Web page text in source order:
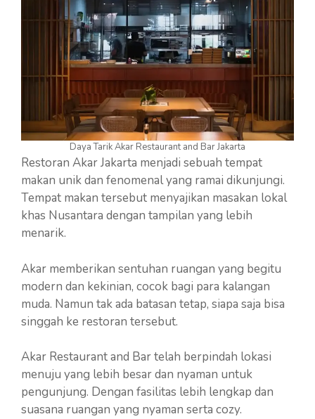
Daya Tarik Akar Restaurant and Bar Jakarta
Restoran Akar Jakarta menjadi sebuah tempat
makan unik dan fenomenal yang ramai dikunjungi.
Tempat makan tersebut menyajikan masakan lokal
khas Nusantara dengan tampilan yang lebih
menarik.
Akar memberikan sentuhan ruangan yang begitu
modern dan kekinian, cocok bagi para kalangan
muda. Namun tak ada batasan tetap, siapa saja bisa
singgah ke restoran tersebut.
Akar Restaurant and Bar telah berpindah lokasi
menuju yang lebih besar dan nyaman untuk
pengunjung. Dengan fasilitas lebih lengkap dan
suasana ruangan yang nyaman serta cozy.